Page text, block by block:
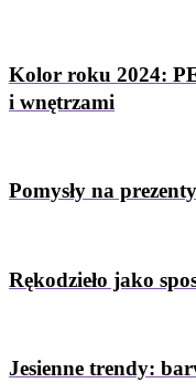
Kolor roku 2024:
i wnętrzami
Pomysły na
Rękodzieło jako
Jesienne trendy: